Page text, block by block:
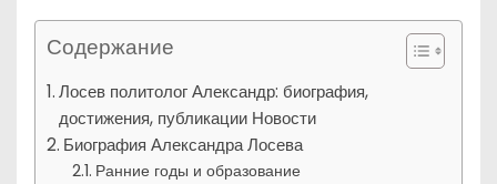
Содержание
Лосев политолог Александр: биография,
достижения, публикации Новости
Биография Александра Лосева
Ранние годы и образование